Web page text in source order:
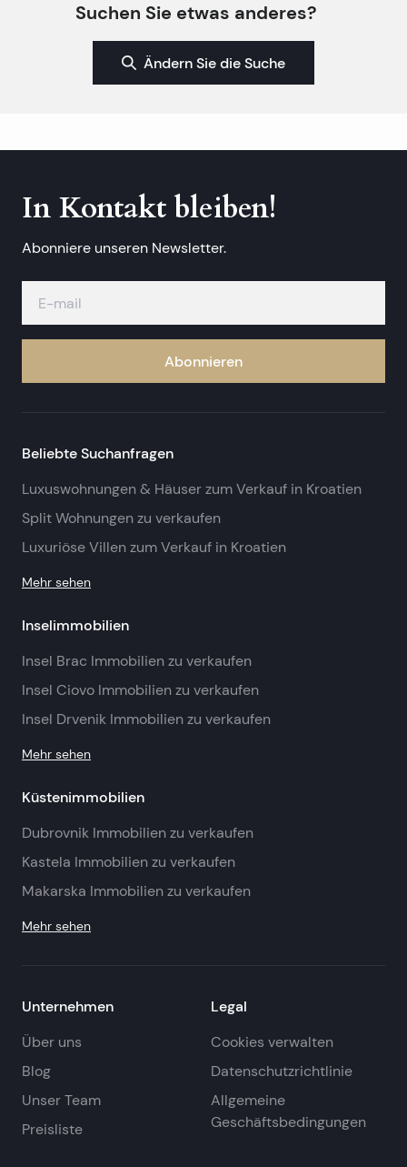
Suchen Sie etwas anderes?
Ändern Sie die Suche
In Kontakt bleiben!
Abonniere unseren Newsletter.
Abonnieren
Beliebte Suchanfragen
Luxuswohnungen & Häuser zum Verkauf in Kroatien
Split Wohnungen zu verkaufen
Luxuriöse Villen zum Verkauf in Kroatien
Mehr sehen
Inselimmobilien
Insel Brac Immobilien zu verkaufen
Insel Ciovo Immobilien zu verkaufen
Insel Drvenik Immobilien zu verkaufen
Mehr sehen
Küstenimmobilien
Dubrovnik Immobilien zu verkaufen
Kastela Immobilien zu verkaufen
Makarska Immobilien zu verkaufen
Mehr sehen
Unternehmen
Über uns
Blog
Unser Team
Preisliste
Legal
Cookies verwalten
Datenschutzrichtlinie
Allgemeine
Geschäftsbedingungen